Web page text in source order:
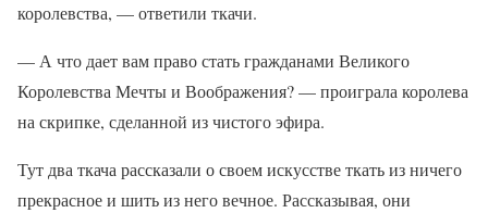
королевства, — ответили ткачи.
— А что дает вам право стать гражданами Великого
Королевства Мечты и Воображения? — проиграла королева
на скрипке, сделанной из чистого эфира.
Тут два ткача рассказали о своем искусстве ткать из ничего
прекрасное и шить из него вечное. Рассказывая, они